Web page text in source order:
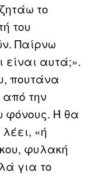
το
του
Παίρνω
είναι αυτά;».
πουτάνα
την
Ή θα
«ή
φυλακή
για το